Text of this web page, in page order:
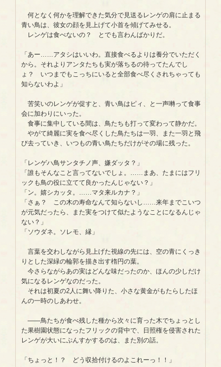
何となく何かを理解できた気分で見送るレンゲの肩に止まる
青い鳥は、彼女の顔を見上げて小首を傾げてみせる。
レンゲは食べないの？ とでも言わんばかりだ。
「あー……アタシはいいわ。直接食べるよりは養分でいただく
から。それよりアンタたちも実が落ちるの待ってたんでし
ょ？ いつまでもこっちにいると全部食べ尽くされちゃっても
知らないわよ」
苦笑いのレンゲが促すと、青い鳥はピィ、と一声囀って食事
会に加わりにいった。
食事に集中している間は、鳥たちも打って変わって静かだ。
やがて綺麗に実を食べ尽くした鳥たちは一羽、また一羽と飛
び去っていき、いつもの青い鳥たちだけがその場に残った。
「レンゲハ鳥サンタチノ声、嫌ダッタ？」
「誰もそんなこと言ってないでしょ。……まあ、たまにはフリ
ックも鳥の役に立てて良かったんじゃない？」
「ン。嬉シカッタ。……マタ来ルカナ？」
「さぁ？ この木の寿命なんて知らないし……来年までこいつ
が元気だったら、また実をつけて似たようなことになるんじゃ
ない？」
「ソウダネ。ソレモ、縁」
言葉を交わしながら見上げた視線の先には、空の青にくっき
りとした深緑の輪郭を描き出す楕円の葉。
今さらながらあの実はどんな味だったのか、ほんの少しだけ
気になるレンゲなのだった。
それは初夏の2人に舞い降りた、小さな黄金がもたらしたほ
んの一時のしあわせ。
――鳥たちが食べ残した種から次々に育った木でちょっとし
た果樹園状態になったフリックの背中で、日照権を侵害された
レンゲが大いにぷんすかするのは、また別の話。
「ちょっと！？ どう収拾付けるのよこれーっ！！」